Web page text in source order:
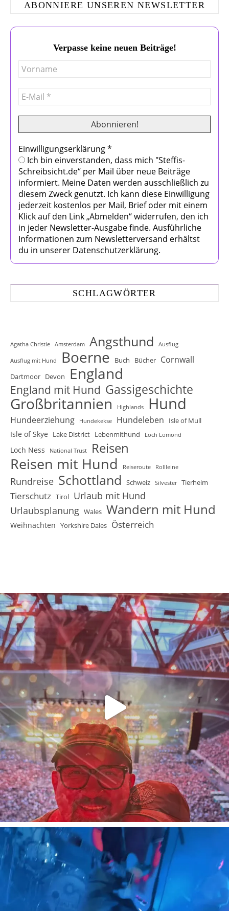
ABONNIERE UNSEREN NEWSLETTER
Verpasse keine neuen Beiträge!
Einwilligungserklärung*
Ich bin einverstanden, dass mich "Steffis-
Schreibsicht.de“ per Mail über neue Beiträge
informiert. Meine Daten werden ausschließlich zu
diesem Zweck genutzt. Ich kann diese Einwilligung
jederzeit kostenlos per Mail, Brief oder mit einem
Klick auf den Link „Abmelden“ widerrufen, den ich
in jeder Newsletter-Ausgabe finde. Ausführliche
Informationen zum Newsletterversand erhältst
du in unserer Datenschutzerklärung.
SCHLAGWÖRTER
Agatha Christie Amsterdam Angsthund Ausflug
Ausflug mit Hund Boerne Buch Bücher Cornwall
Dartmoor Devon England
England mit Hund Gassigeschichte
Großbritannien Highlands Hund
Hundeerziehung Hundekekse Hundeleben Isle of Mull
Isle of Skye Lake District Lebenmithund Loch Lomond
Loch Ness National Trust Reisen
Reisen mit Hund Reiseroute Rollleine
Rundreise Schottland Schweiz Silvester Tierheim
Tierschutz Tirol Urlaub mit Hund
Urlaubsplanung Wales Wandern mit Hund
Weihnachten Yorkshire Dales Österreich